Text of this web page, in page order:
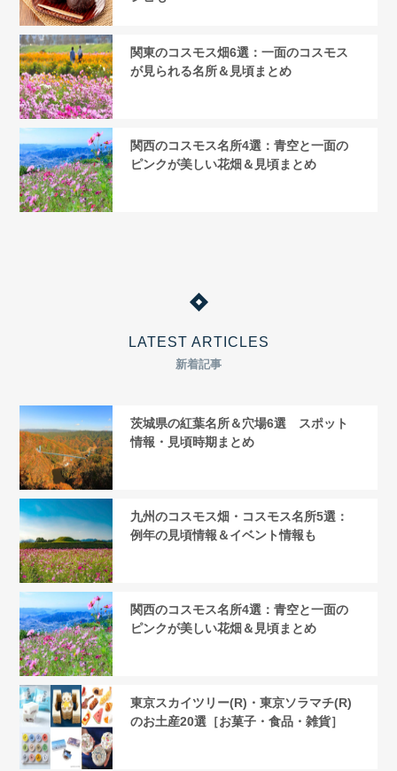
関東のコスモス畑6選：一面のコスモス
が見られる名所＆見頃まとめ
関西のコスモス名所4選：青空と一面の
ピンクが美しい花畑＆見頃まとめ
LATEST ARTICLES
新着記事
茨城県の紅葉名所＆穴場6選 スポット
情報・見頃時期まとめ
九州のコスモス畑・コスモス名所5選：
例年の見頃情報＆イベント情報も
関西のコスモス名所4選：青空と一面の
ピンクが美しい花畑＆見頃まとめ
東京スカイツリー(R)・東京ソラマチ(R)
のお土産20選［お菓子・食品・雑貨］